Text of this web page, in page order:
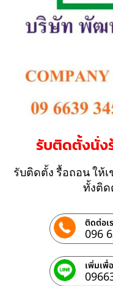
รับติดตั้งนั่ง
รับติดตั้ง รื้อถอน ให้
ทั้งติ
ติดต่อเ
096
เพิ่มเพื่